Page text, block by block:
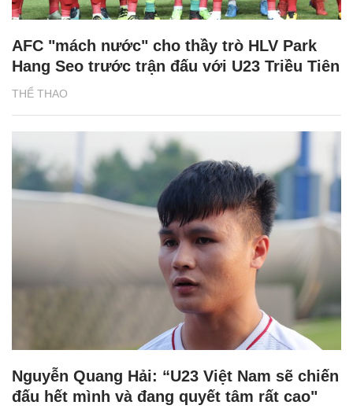
THỂ THAO
AFC "mách nước" cho thầy trò HLV Park
Hang Seo trước trận đấu với U23 Triều Tiên
Nguyễn Quang Hải: “U23 Việt Nam sẽ chiến
đấu hết mình và đang quyết tâm rất cao"